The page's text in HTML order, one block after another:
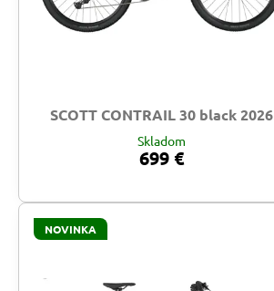
SCOTT CONTRAIL 30 black 2026
Skladom
699 €
NOVINKA